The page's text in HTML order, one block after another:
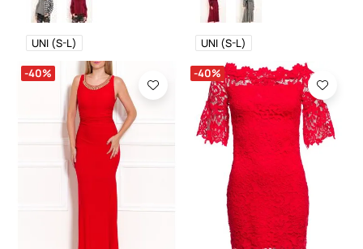
UNI (S-L) UNI (S-L)
-40% -40%